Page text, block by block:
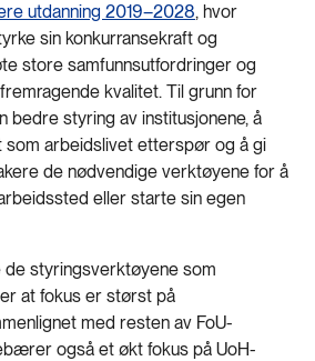
utdanning 2019–2028, hvor
sin konkurransekraft og
store samfunnsutfordringer og
kvalitet. Til grunn for
bedre styring av institusjonene, å
som arbeidslivet etterspør og å gi
de nødvendige verktøyene for å
eller starte sin egen
de styringsverktøyene som
at fokus er størst på
med resten av FoU-
også et økt fokus på UoH-